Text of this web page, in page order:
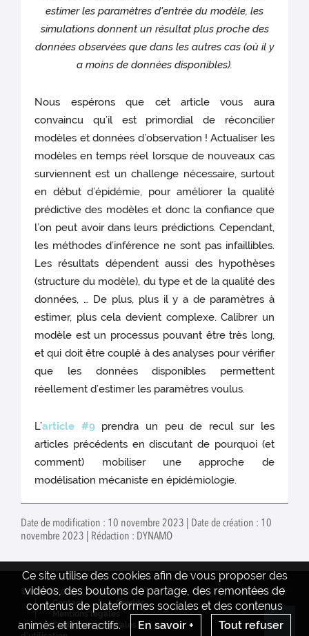
estimer les paramètres d'entrée du modèle, les
simulations donnent un résultat plus proche des
données observées que dans les autres cas (où il y
a moins de données disponibles).
Nous espérons que cet article vous aura
convaincu qu’il est primordial de réconcilier
modèles et données d’observation ! Actualiser les
modèles en temps réel lorsque de nouveaux cas
surviennent est un challenge nécessaire, surtout
en début d’épidémie, pour améliorer la qualité
prédictive des modèles et donc la confiance que
l’on peut avoir dans leurs prédictions. Cependant,
les méthodes d’inférence ne sont pas infaillibles.
Les résultats dépendent aussi des hypothèses
(structure du modèle), du type et de la qualité des
données, … De plus, plus il y a de paramètres à
estimer, plus cela devient complexe. Calibrer un
modèle est un processus pouvant être très long,
et qui doit être couplé à des analyses pour vérifier
que les données disponibles permettent
réellement d’estimer les paramètres voulus.
L’article #9prendra un peu de recul sur les
articles précédents en discutant de pourquoi (et
comment) mobiliser une approche de
modélisation mécaniste en épidémiologie.
Date de modification : 10 novembre 2023 | Date de création : 10
novembre 2023 | Rédaction : DYNAMO
Ce site utilise des cookies afin de vous proposer des
vidéos, des boutons de partage, des remontées de
contenus de plateformes sociales et des contenus
animés et interactifs.
En savoir + Tout refuser
© INRAE 2022
Actualités
Contact
Crédits
Mentions legales
Conditions générales
www.inrae.fr